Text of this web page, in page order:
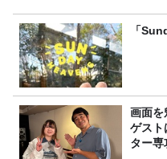
「
画面を
ゲスト
ター専